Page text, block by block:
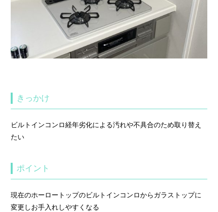
きっかけ
ビルトインコンロ経年劣化による汚れや不具合のため取り替え
たい
ポイント
現在のホーロートップのビルトインコンロからガラストップに
変更しお手入れしやすくなる